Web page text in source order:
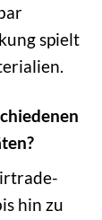
spielt
hin zu